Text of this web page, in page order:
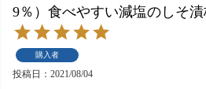
9％）食べやすい減塩のしそ漬
購入者
投稿日 2021/08/04